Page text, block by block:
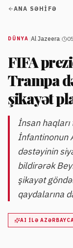
ANA SƏHIFƏ
DÜNYA Al Jazeera
FIFA
Trampa
şikayət
İnsan haqları
İnfantinonun
dəstəyinin
bildirərək
şikayət
qaydalarına
AI ILƏ